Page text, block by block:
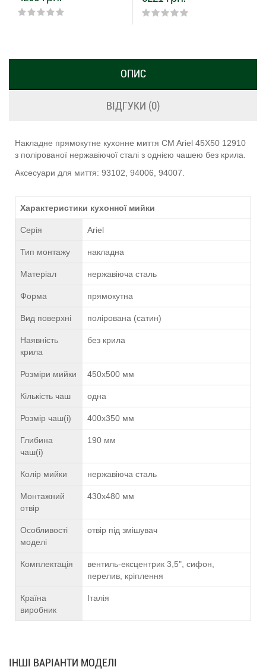
ОПИС
ВІДГУКИ (0)
Накладне прямокутне кухонне миття CM Ariel 45Х50 12910
з полірованої нержавіючої сталі з однією чашею без крила.
Аксесуари для миття: 93102, 94006, 94007.
Характеристики кухонної мийки
Серія Ariel
Тип монтажу накладна
Матеріал нержавіюча сталь
Форма прямокутна
Вид поверхні полірована (сатин)
Наявність
крила
без крила
Розміри мийки 450х500 мм
Кількість чаш одна
Розмір чаш(і) 400х350 мм
Глибина
чаш(і)
190 мм
Колір мийки нержавіюча сталь
Монтажний
отвір
430х480 мм
Особливості
моделі
отвір під змішувач
Комплектація
вентиль-ексцентрик 3,5", сифон,
перелив, кріплення
Країна
виробник
Італія
ІНШІ ВАРІАНТИ МОДЕЛІ